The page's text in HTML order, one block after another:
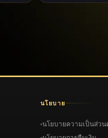
นโยบาย
นโยบายความเป็นส่วน